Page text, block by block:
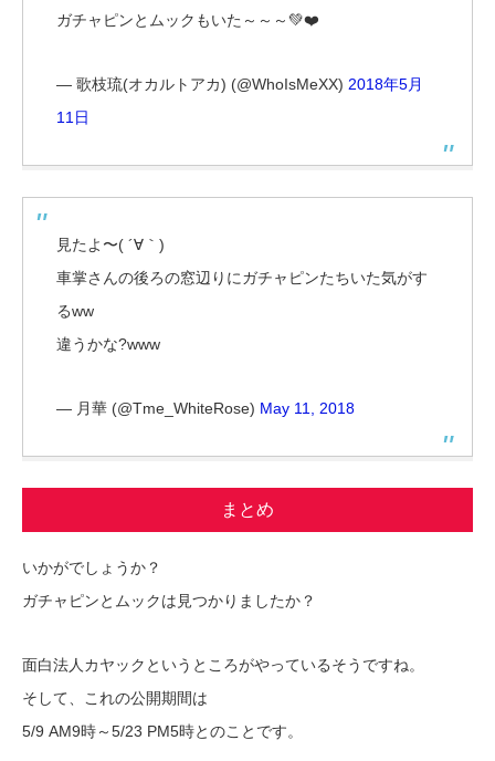
ガチャピンとムックもいた～～～💚❤️
— 歌枝琉(オカルトアカ) (@WhoIsMeXX) 2018年5月
11日
見たよ〜( ´∀｀)
車掌さんの後ろの窓辺りにガチャピンたちいた気がす
るww
違うかな?www
— 月華 (@Tme_WhiteRose) May 11, 2018
まとめ
いかがでしょうか？
ガチャピンとムックは見つかりましたか？
面白法人カヤックというところがやっているそうですね。
そして、これの公開期間は
5/9 AM9時～5/23 PM5時とのことです。